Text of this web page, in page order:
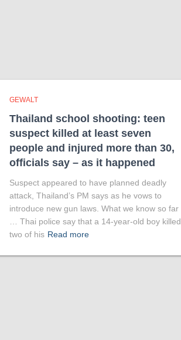
GEWALT
Thailand school shooting: teen
suspect killed at least seven
people and injured more than 30,
officials say – as it happened
Suspect appeared to have planned deadly
attack, Thailand’s PM says as he vows to
introduce new gun laws. What we know so far
… Thai police say that a 14-year-old boy killed
two of his Read more